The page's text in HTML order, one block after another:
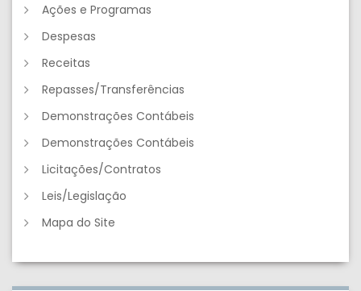
Ações e Programas
Despesas
Receitas
Repasses/Transferências
Demonstrações Contábeis
Demonstrações Contábeis
Licitações/Contratos
Leis/Legislação
Mapa do Site